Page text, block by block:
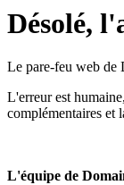
Désolé,
Le pare-feu web de
L'erreur est
complémentaires et
L'équipe de